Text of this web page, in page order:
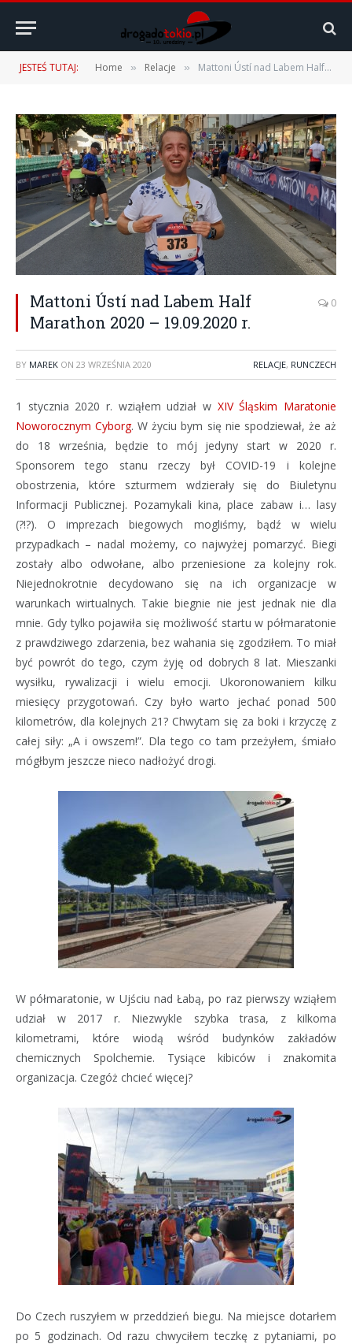
JESTEŚ TUTAJ: Home » Relacje » Mattoni Ústí nad Labem Half Marathon 2020 – 19.09.2020 r.
Mattoni Ústí nad Labem Half
Marathon 2020 – 19.09.2020 r.
0
BY MAREK ON 23 WRZEŚNIA 2020 RELACJE, RUNCZECH
1 stycznia 2020 r. wziąłem udział w XIV Śląskim Maratonie
Noworocznym Cyborg. W życiu bym się nie spodziewał, że aż
do 18 września, będzie to mój jedyny start w 2020 r.
Sponsorem tego stanu rzeczy był COVID-19 i kolejne
obostrzenia, które szturmem wdzierały się do Biuletynu
Informacji Publicznej. Pozamykali kina, place zabaw i… lasy
(?!?). O imprezach biegowych mogliśmy, bądź w wielu
przypadkach – nadal możemy, co najwyżej pomarzyć. Biegi
zostały albo odwołane, albo przeniesione za kolejny rok.
Niejednokrotnie decydowano się na ich organizacje w
warunkach wirtualnych. Takie biegnie nie jest jednak nie dla
mnie. Gdy tylko pojawiła się możliwość startu w półmaratonie
z prawdziwego zdarzenia, bez wahania się zgodziłem. To miał
być powrót do tego, czym żyję od dobrych 8 lat. Mieszanki
wysiłku, rywalizacji i wielu emocji. Ukoronowaniem kilku
miesięcy przygotowań. Czy było warto jechać ponad 500
kilometrów, dla kolejnych 21? Chwytam się za boki i krzyczę z
całej siły: „A i owszem!”. Dla tego co tam przeżyłem, śmiało
mógłbym jeszcze nieco nadłożyć drogi.
W półmaratonie, w Ujściu nad Łabą, po raz pierwszy wziąłem
udział w 2017 r. Niezwykle szybka trasa, z kilkoma
kilometrami, które wiodą wśród budynków zakładów
chemicznych Spolchemie. Tysiące kibiców i znakomita
organizacja. Czegóż chcieć więcej?
Do Czech ruszyłem w przeddzień biegu. Na miejsce dotarłem
po 5 godzinach. Od razu chwyciłem teczkę z pytaniami, po